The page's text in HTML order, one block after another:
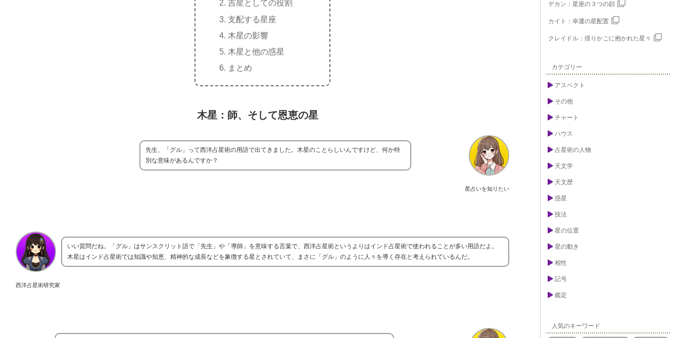
吉星としての役割
支配する星座
木星の影響
木星と他の惑星
まとめ
木星：師、そして恩恵の星
星占いを知りたい
先生、「グル」って西洋占星術の用語で出てきました。木星のことらしいんですけど、何か特
別な意味があるんですか？
西洋占星術研究家
いい質問だね。「グル」はサンスクリット語で「先生」や「導師」を意味する言葉で、西洋占星術というよりはインド占星術で使われることが多い用語だよ。
木星はインド占星術では知識や知恵、精神的な成長などを象徴する星とされていて、まさに「グル」のように人々を導く存在と考えられているんだ。
デカン：星座の３つの顔
カイト：幸運の星配置
クレイドル：揺りかごに抱かれた星々
カテゴリー
アスペクト
その他
チャート
ハウス
占星術の人物
天文学
天文歴
惑星
技法
星の位置
星の動き
相性
記号
鑑定
人気のキーワード